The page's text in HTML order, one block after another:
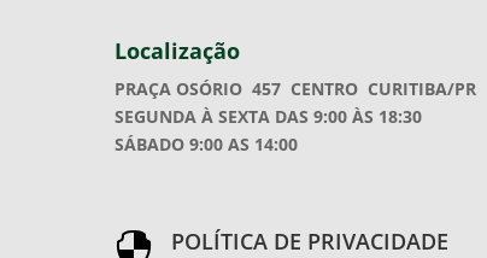
Localização
PRAÇA OSÓRIO 457 CENTRO CURITIBA/PR
SEGUNDA À SEXTA DAS 9:00 ÀS 18:30
SÁBADO 9:00 AS 14:00
 POLÍTICA DE PRIVACIDADE